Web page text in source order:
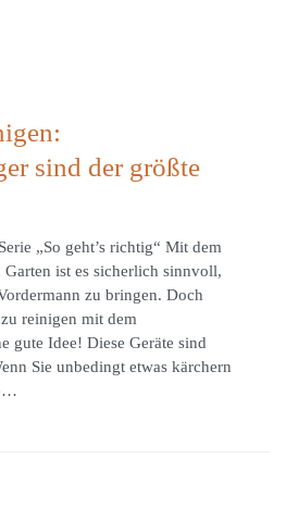
sind der größte
„So geht’s richtig“ Mit dem
ist es sicherlich sinnvoll,
zu bringen. Doch
reinigen mit dem
gute Idee! Diese Geräte sind
Sie unbedingt etwas kärchern